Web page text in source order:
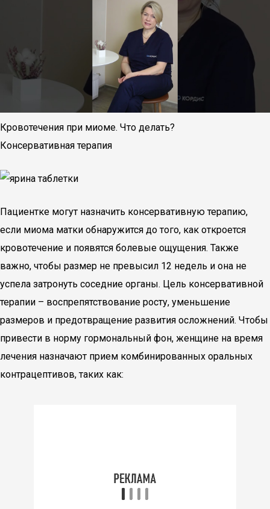
Кровотечения при миоме. Что делать?
Консервативная терапия
Пациентке могут назначить консервативную терапию,
если миома матки обнаружится до того, как откроется
кровотечение и появятся болевые ощущения. Также
важно, чтобы размер не превысил 12 недель и она не
успела затронуть соседние органы. Цель консервативной
терапии – воспрепятствование росту, уменьшение
размеров и предотвращение развития осложнений. Чтобы
привести в норму гормональный фон, женщине на время
лечения назначают прием комбинированных оральных
контрацептивов, таких как: